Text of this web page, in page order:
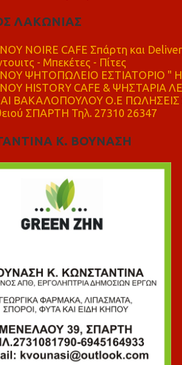
ΛΑΚΩΝΙΑΣ
NOIRE CAFE Σπάρτη και
- Μπεκέτες - Πίτες
ΨΗΤΟΠΩΛΕΙΟ ΕΣΤΙΑΤΟΡΙΟ "
HISTORY CAFE & ΨΗΣΤΑΡΙΑ
ΒΑΚΑΛΟΠΟΥΛΟΥ Ο.Ε ΠΩΛΗΣΕΙΣ
ΣΠΑΡΤΗ Τηλ. 27310 26347
Κ. ΒΟΥΝΑΣΗ